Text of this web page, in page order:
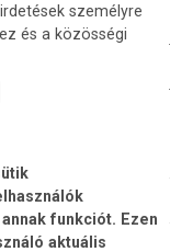
személyre
és a közösségi
funkciót. Ezen
aktuális